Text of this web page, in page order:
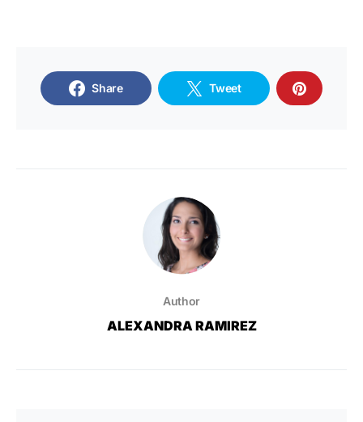
Share Tweet
Author
ALEXANDRA RAMIREZ